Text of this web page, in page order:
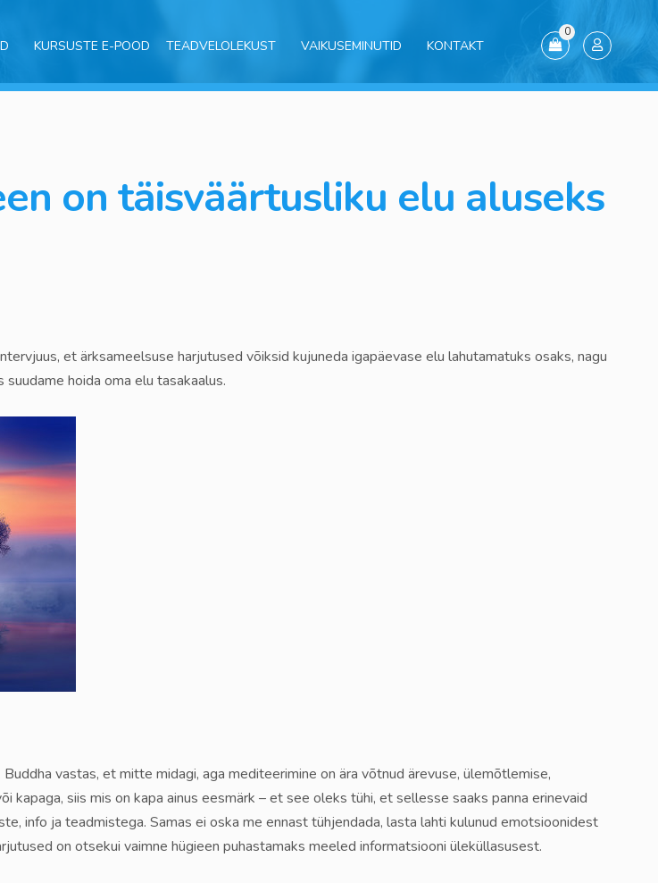
KURSUSTE E-POOD TEADVELOLEKUST VAIKUSEMINUTID KONTAKT
0
on täisväärtusliku elu aluseks
et ärksameelsuse harjutused võiksid kujuneda igapäevase elu lahutamatuks osaks, nagu
hoida oma elu tasakaalus.
vastas, et mitte midagi, aga mediteerimine on ära võtnud ärevuse, ülemõtlemise,
siis mis on kapa ainus eesmärk – et see oleks tühi, et sellesse saaks panna erinevaid
info ja teadmistega. Samas ei oska me ennast tühjendada, lasta lahti kulunud emotsioonidest
on otsekui vaimne hügieen puhastamaks meeled informatsiooni üleküllasusest.